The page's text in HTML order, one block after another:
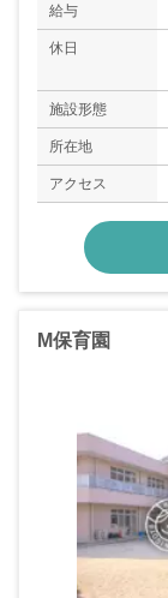
給与
休日
施設形態
所在地
アクセス
M保育園